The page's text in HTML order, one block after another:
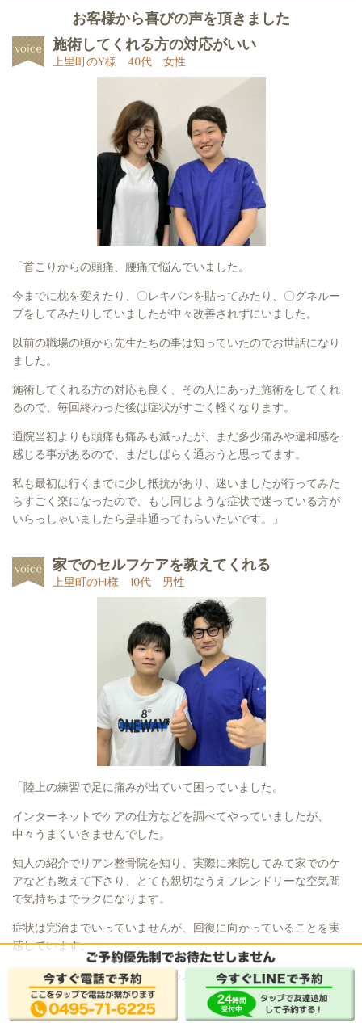
0495-71-6225 LINE予約お問い合わせ
お客様から喜びの声を頂きました
施術してくれる方の対応がいい
上里町のY様 40代 女性
「首こりからの頭痛、腰痛で悩んでいました。
今までに枕を変えたり、〇レキバンを貼ってみたり、〇グネルー
プをしてみたりしていましたが中々改善されずにいました。
以前の職場の頃から先生たちの事は知っていたのでお世話になり
ました。
施術してくれる方の対応も良く、その人にあった施術をしてくれ
るので、毎回終わった後は症状がすごく軽くなります。
通院当初よりも頭痛も痛みも減ったが、まだ多少痛みや違和感を
感じる事があるので、まだしばらく通おうと思ってます。
私も最初は行くまでに少し抵抗があり、迷いましたが行ってみた
らすごく楽になったので、もし同じような症状で迷っている方が
いらっしゃいましたら是非通ってもらいたいです。」
家でのセルフケアを教えてくれる
上里町のH様 10代 男性
「陸上の練習で足に痛みが出ていて困っていました。
インターネットでケアの仕方などを調べてやっていましたが、
中々うまくいきませんでした。
知人の紹介でリアン整骨院を知り、実際に来院してみて家でのケ
アなども教えて下さり、とても親切なうえフレンドリーな空気間
で気持ちまでラクになります。
症状は完治までいっていませんが、回復に向かっていることを実
感しています。
もし同じような症状で悩んでいる人がいるなら、迷うなら来た方
が得ですよ！」